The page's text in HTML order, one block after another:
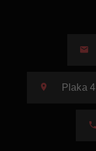
Plaka